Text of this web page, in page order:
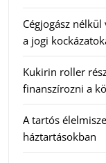
Cégjogász
a jogi
Kukirin roller
finanszírozni a
A tartós
háztartásokban